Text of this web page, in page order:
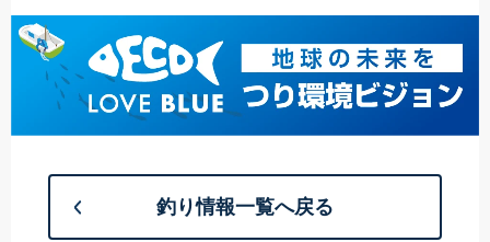
釣り情報一覧へ戻る